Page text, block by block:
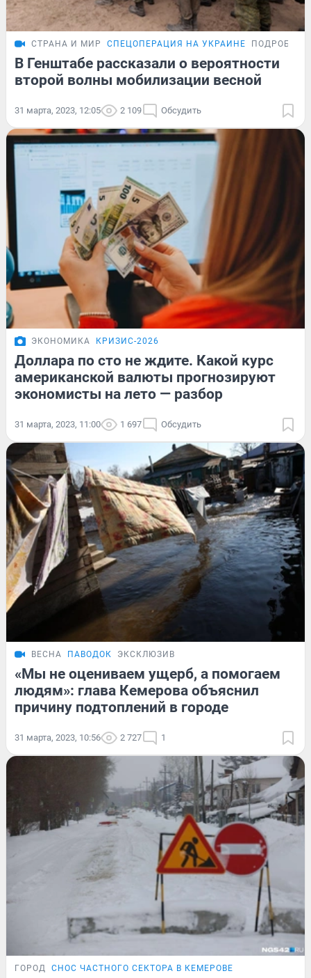
СТРАНА И МИР СПЕЦОПЕРАЦИЯ НА УКРАИНЕ
В Генштабе рассказали о вероятности
второй волны мобилизации весной
31 марта, 2023, 12:05 2 109 Обсудить
ЭКОНОМИКА КРИЗИС-2026
Доллара по сто не ждите. Какой курс
американской валюты прогнозируют
экономисты на лето — разбор
31 марта, 2023, 11:00 1 697 Обсудить
ВЕСНА ПАВОДОК ЭКСКЛЮЗИВ
«Мы не оцениваем ущерб, а помогаем
людям»: глава Кемерова объяснил
причину подтоплений в городе
31 марта, 2023, 10:56 2 727 1
ГОРОД СНОС ЧАСТНОГО СЕКТОРА В КЕМЕРОВЕ